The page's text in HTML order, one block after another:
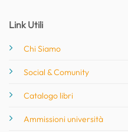
Link Utili
Chi Siamo
Social & Comunity
Catalogo libri
Ammissioni università